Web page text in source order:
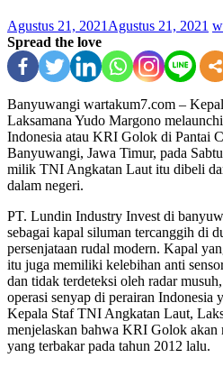
Agustus 21, 2021 Agustus 21, 2021
Spread the love
Banyuwangi wartakum7.com –
Laksamana Yudo Margono
Indonesia atau KRI Golok di Pantai
Banyuwangi, Jawa Timur, pada
milik TNI Angkatan Laut itu dibeli
dalam negeri.
PT. Lundin Industry Invest di
sebagai kapal siluman tercanggih di
persenjataan rudal modern. Kapal
itu juga memiliki kelebihan anti
dan tidak terdeteksi oleh radar
operasi senyap di perairan Indonesia
Kepala Staf TNI Angkatan Laut,
menjelaskan bahwa KRI Golok
yang terbakar pada tahun 2012 lalu.